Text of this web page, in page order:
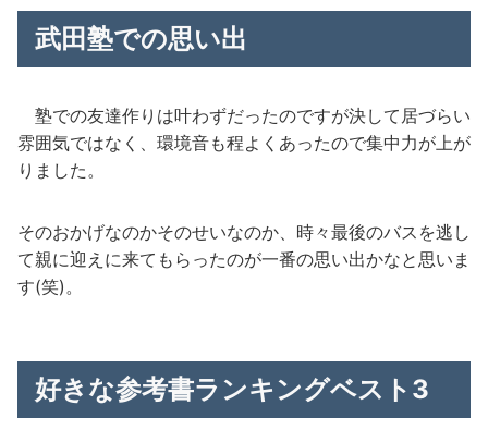
武田塾での思い出
塾での友達作りは叶わずだったのですが決して居づらい
雰囲気ではなく、環境音も程よくあったので集中力が上が
りました。
そのおかげなのかそのせいなのか、時々最後のバスを逃し
て親に迎えに来てもらったのが一番の思い出かなと思いま
す(笑)。
好きな参考書ランキングベスト3